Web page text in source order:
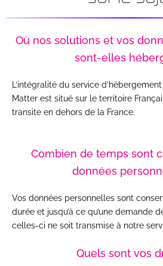
Où nos solutions et vos
sont-elles
L’intégralité du service
Matter est situé sur le territoire
transite en dehors de la France.
Combien de temps sont
données
Vos données personnelles sont
durée et jusqu’à ce qu’une demande
celles-ci ne soit transmise à notre
Quels sont vos